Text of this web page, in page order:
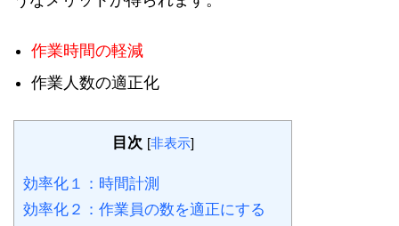
作業時間の軽減
作業人数の適正化
目次 [非表示]
効率化１：時間計測
効率化２：作業員の数を適正にする